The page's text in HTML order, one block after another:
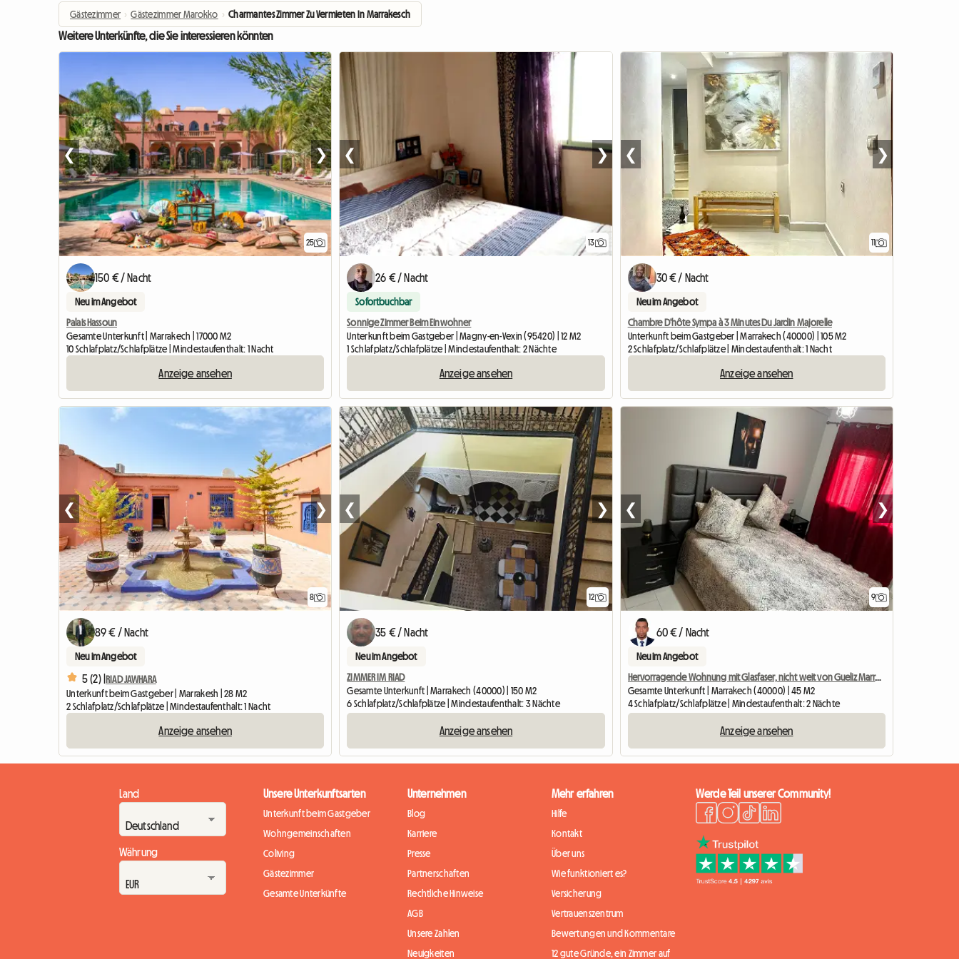
Gästezimmer › Gästezimmer Marokko › Charmantes Zimmer Zu Vermieten In Marrakesch
Weitere Unterkünfte, die Sie interessieren könnten
25
❮ ❯
150 € / Nacht
Neu im Angebot
Palais Hassoun
Gesamte Unterkunft | Marrakech | 17000 M2
10 Schlafplatz/Schlafplätze | Mindestaufenthalt: 1 Nacht
Anzeige ansehen
13
❮ ❯
26 € / Nacht
Sofortbuchbar
Sonnige Zimmer Beim Einwohner
Unterkunft beim Gastgeber | Magny-en-Vexin (95420) | 12 M2
1 Schlafplatz/Schlafplätze | Mindestaufenthalt: 2 Nächte
Anzeige ansehen
11
❮ ❯
30 € / Nacht
Neu im Angebot
Chambre D'hôte Sympa à 3 Minutes Du Jardin Majorelle
Unterkunft beim Gastgeber | Marrakech (40000) | 105 M2
2 Schlafplatz/Schlafplätze | Mindestaufenthalt: 1 Nacht
Anzeige ansehen
8
❮ ❯
89 € / Nacht
Neu im Angebot
5 (2) |RIAD JAWHARA
Unterkunft beim Gastgeber | Marrakesh | 28 M2
2 Schlafplatz/Schlafplätze | Mindestaufenthalt: 1 Nacht
Anzeige ansehen
12
❮ ❯
35 € / Nacht
Neu im Angebot
ZIMMER IM RIAD
Gesamte Unterkunft | Marrakech (40000) | 150 M2
6 Schlafplatz/Schlafplätze | Mindestaufenthalt: 3 Nächte
Anzeige ansehen
9
❮ ❯
60 € / Nacht
Neu im Angebot
Hervorragende Wohnung mit Glasfaser, nicht weit von Gueliz Marrakesch entfernt
Gesamte Unterkunft | Marrakech (40000) | 45 M2
4 Schlafplatz/Schlafplätze | Mindestaufenthalt: 2 Nächte
Anzeige ansehen
Land
Währung
Unsere Unterkunftsarten
Unterkunft beim Gastgeber
Wohngemeinschaften
Coliving
Gästezimmer
Gesamte Unterkünfte
Unternehmen
Blog
Karriere
Presse
Partnerschaften
Rechtliche Hinweise
AGB
Unsere Zahlen
Neuigkeiten
Mehr erfahren
Hilfe
Kontakt
Über uns
Wie funktioniert es?
Versicherung
Vertrauenszentrum
Bewertungen und Kommentare
12 gute Gründe, ein Zimmer auf
Werde Teil unserer Community!